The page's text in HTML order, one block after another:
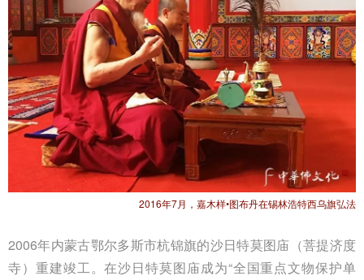
2016年7月，嘉木样•图布丹在锡林浩特西乌旗弘法
2006年内蒙古鄂尔多斯市杭锦旗的沙日特莫图庙（菩提济度
寺）重建竣工。在沙日特莫图庙成为“全国重点文物保护单